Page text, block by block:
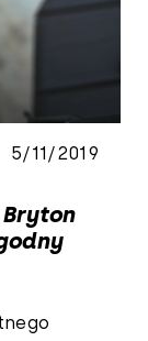
5/11/2019